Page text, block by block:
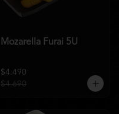
Mozarella Furai 5U
$4.490
$4.690